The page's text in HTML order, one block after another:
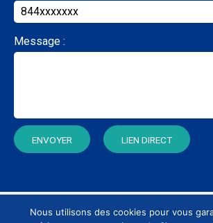
Message :
Conditions d’utilisation
Nous utilisons des cookies pour vous